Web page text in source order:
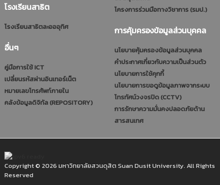
โรงเรียนสาธิต
โรงเรียนสาธิตละอออุทิศ
อื่นๆ
คู่มือการใช้ ICT
เปลี่ยนรหัสผ่านอินเทอร์เน็ต
หมายเลขโทรศัพท์ภายใน
คลังข้อมูลดิจิทัล (REPOSITORY)
โครงการร่วมมือทางวิชาการ (รมป.)
การคุ้มครองข้อมูลส่วนบุคคล
นโยบายคุ้มครองข้อมูลส่วนบุคคล
คำประกาศเกี่ยวกับความเป็นส่วนตัว
นโยบายการใช้คุกกี้
นโยบายการขอดูข้อมูลภาพจากระบบ
โทรทัศน์วงจรปิด (CCTV)
การรักษาความมั่นคงปลอดภัยด้าน
สารสนเทศ
Copyright © 2026 มหาวิทยาลัยสวนดุสิต Suan Dusit University. All Rights
Reserved